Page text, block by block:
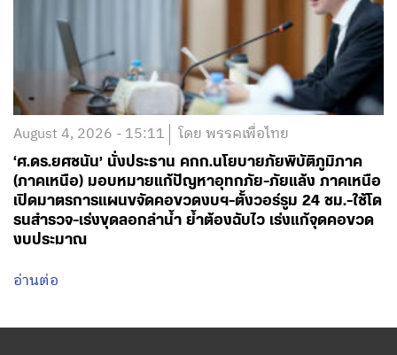
August 4, 2026 - 15:11 โดย พรรคเพื่อไทย
‘ศ.ดร.ยศชนัน’ นั่งประธาน คกก.นโยบายภัยพิบัติภูมิภาค
(ภาคเหนือ) มอบหมายแก้ปัญหาอุทกภัย-ภัยแล้ง ภาคเหนือ
เปิดมาตรการแผนขจัดคอขวดงบฯ-ตั้งวอร์รูม 24 ชม.-ใช้โด
รนสำรวจ-เร่งขุดลอกลำน้ำ ย้ำต้องฉับไว เร่งแก้จุดคอขวด
งบประมาณ
อ่านต่อ